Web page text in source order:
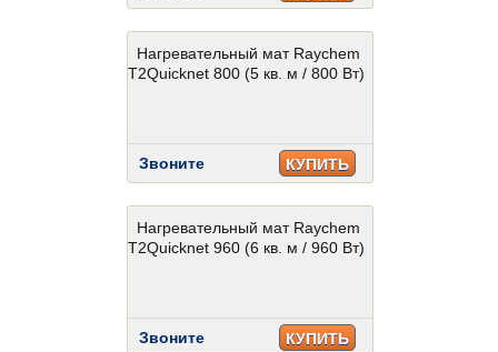
Нагревательный мат Raychem
T2Quicknet 800 (5 кв. м / 800 Вт)
Звоните КУПИТЬ
Нагревательный мат Raychem
T2Quicknet 960 (6 кв. м / 960 Вт)
Звоните КУПИТЬ